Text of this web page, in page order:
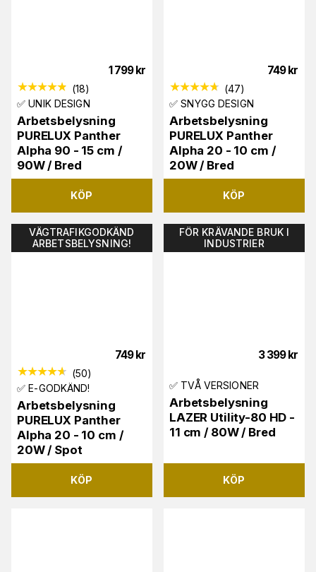
1 799 kr
(18)
✅ UNIK DESIGN
Arbetsbelysning
PURELUX Panther
Alpha 90 - 15 cm /
90W / Bred
KÖP
749 kr
(47)
✅ SNYGG DESIGN
Arbetsbelysning
PURELUX Panther
Alpha 20 - 10 cm /
20W / Bred
KÖP
VÄGTRAFIKGODKÄND
ARBETSBELYSNING!
749 kr
(50)
✅ E-GODKÄND!
Arbetsbelysning
PURELUX Panther
Alpha 20 - 10 cm /
20W / Spot
KÖP
FÖR KRÄVANDE BRUK I
INDUSTRIER
3 399 kr
✅ TVÅ VERSIONER
Arbetsbelysning
LAZER Utility-80 HD -
11 cm / 80W / Bred
KÖP